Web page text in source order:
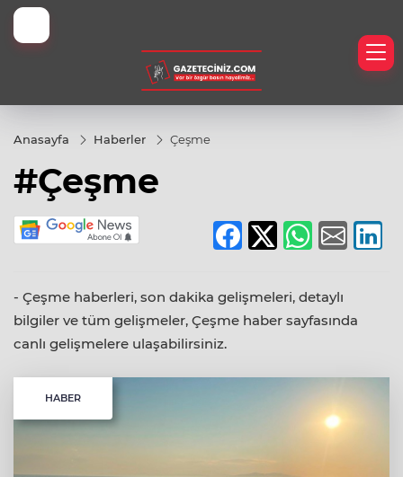
Anasayfa Haberler Çeşme
#Çeşme
- Çeşme haberleri, son dakika gelişmeleri, detaylı
bilgiler ve tüm gelişmeler, Çeşme haber sayfasında
canlı gelişmelere ulaşabilirsiniz.
HABER